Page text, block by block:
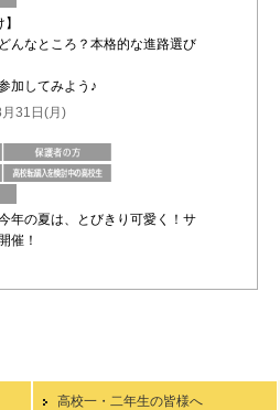
んなところ？本格的な進路選び
加してみよう♪
31日(月)
年の夏は、とびきり可愛く！サ
催！
高校一・二年生の皆様へ